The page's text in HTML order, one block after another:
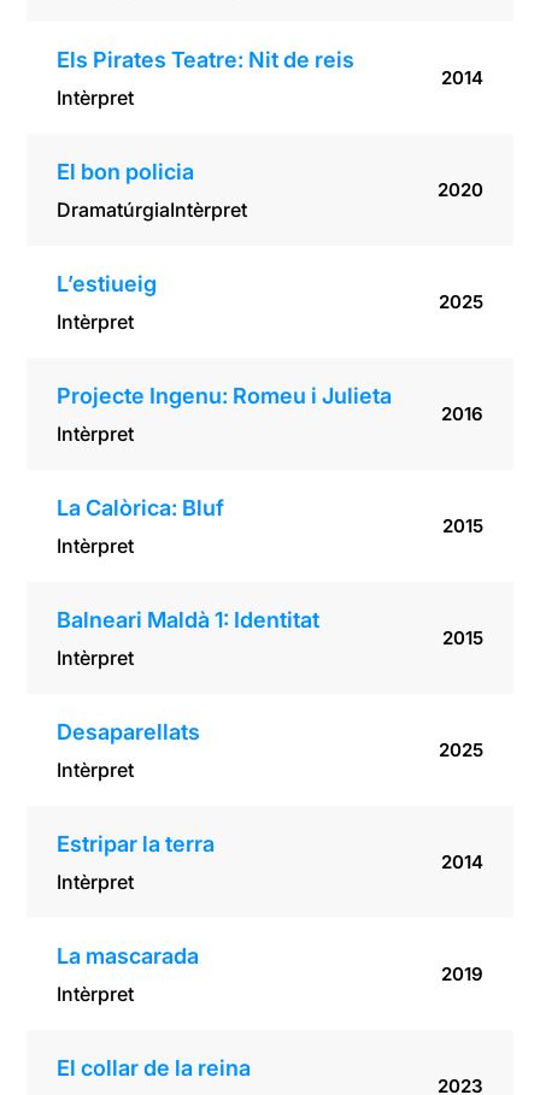
Els Pirates Teatre: Nit de reis
Intèrpret
2014
El bon policia
DramatúrgiaIntèrpret
2020
L’estiueig
Intèrpret
2025
Projecte Ingenu: Romeu i Julieta
Intèrpret
2016
La Calòrica: Bluf
Intèrpret
2015
Balneari Maldà 1: Identitat
Intèrpret
2015
Desaparellats
Intèrpret
2025
Estripar la terra
Intèrpret
2014
La mascarada
Intèrpret
2019
El collar de la reina
2023